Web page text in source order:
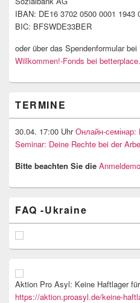
IBAN: DE16 3702 0500 0001 1943
BIC: BFSWDE33BER
oder über das Spendenformular bei
Willkommen!-Fonds bei
TERMINE
30.04. 17:00 UhrОнлайн-семінар:
Seminar: Deine Rechte bei der
Bitte beachten Sie die
FAQ -Ukraine
Aktion Pro Asyl: Keine Haftlager
https://aktion.proasyl.de/keine-